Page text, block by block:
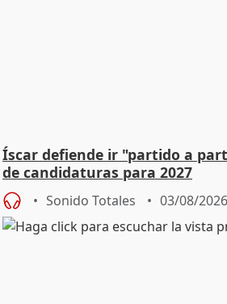
Íscar defiende ir "partido a
de candidaturas para 2027
Sonido Totales 03/08/2026